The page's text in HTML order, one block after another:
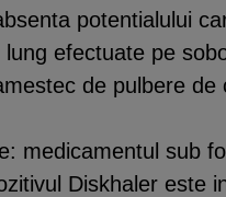
potentialului
efectuate pe
de pulbere
medicamentul sub
Diskhaler este